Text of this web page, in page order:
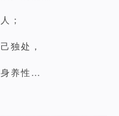
；
独处，
养性…